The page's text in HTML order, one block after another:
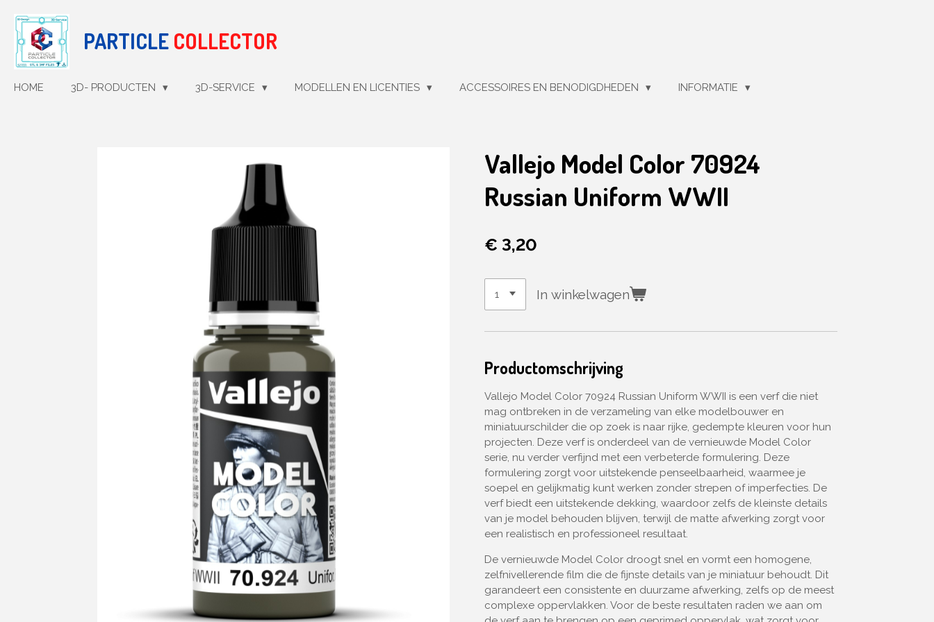
Ga
direct
naar
PARTICLE COLLECTOR
HOME 3D- PRODUCTEN 3D-SERVICE MODELLEN EN LICENTIES ACCESSOIRES EN BENODIGDHEDEN INFORMATIE
Vallejo Model Color 70924
Russian Uniform WWII
€ 3,20
In winkelwagen
Productomschrijving
Vallejo Model Color 70924 Russian Uniform WWII is een verf die niet
mag ontbreken in de verzameling van elke modelbouwer en
miniatuurschilder die op zoek is naar rijke, gedempte kleuren voor hun
projecten. Deze verf is onderdeel van de vernieuwde Model Color
serie, nu verder verfijnd met een verbeterde formulering. Deze
formulering zorgt voor uitstekende penseelbaarheid, waarmee je
soepel en gelijkmatig kunt werken zonder strepen of imperfecties. De
verf biedt een uitstekende dekking, waardoor zelfs de kleinste details
van je model behouden blijven, terwijl de matte afwerking zorgt voor
een realistisch en professioneel resultaat.
De vernieuwde Model Color droogt snel en vormt een homogene,
zelfnivellerende film die de fijnste details van je miniatuur behoudt. Dit
garandeert een consistente en duurzame afwerking, zelfs op de meest
complexe oppervlakken. Voor de beste resultaten raden we aan om